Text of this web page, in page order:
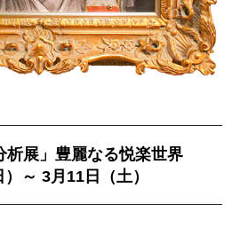
析展」豊麗なる悦楽世界
～ 3月11日（土）